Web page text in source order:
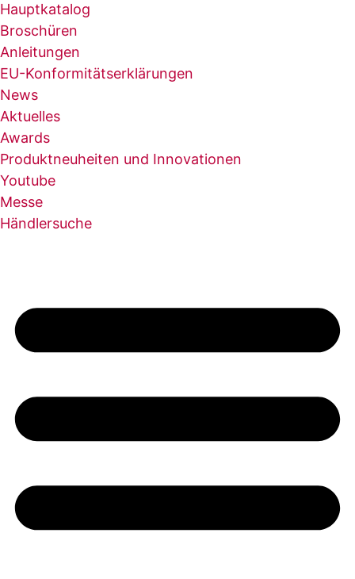
Hauptkatalog
Broschüren
Anleitungen
EU-Konformitätserklärungen
News
Aktuelles
Awards
Produktneuheiten und Innovationen
Youtube
Messe
Händlersuche